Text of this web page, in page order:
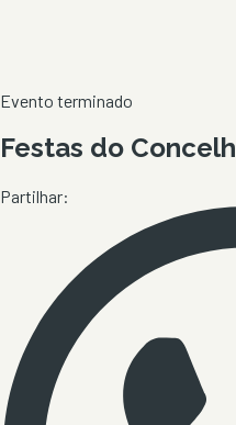
Evento terminado
Festas do
Partilhar: